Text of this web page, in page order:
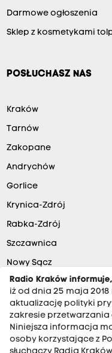
Darmowe ogłoszenia
Sklep z kosmetykami
POSŁUCHASZ NAS
Kraków
Tarnów
Zakopane
Andrychów
Gorlice
Krynica-Zdrój
Rabka-Zdrój
Szczawnica
Nowy Sącz
Radio Kraków informuje,
iż od dnia 25 maja
aktualizację polityki
zakresie
Niniejsza informacja
osoby korzystające z